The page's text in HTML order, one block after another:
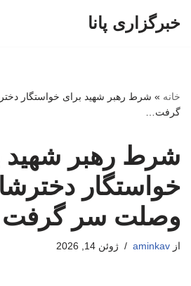
خبرگزاری پانا
خانه » شرط رهبر شهید برای خواستگار
گرفت…
شرط رهبر شهید
خواستگار
وصلت سر
از aminkav ژوئن 14, 2026